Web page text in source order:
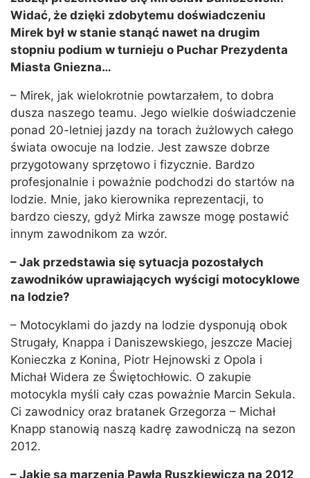
Widać, że dzięki zdobytemu doświadczeniu
Mirek był w stanie stanąć nawet na drugim
stopniu podium w turnieju o Puchar Prezydenta
Miasta Gniezna…
– Mirek, jak wielokrotnie powtarzałem, to dobra
dusza naszego teamu. Jego wielkie doświadczenie
ponad 20-letniej jazdy na torach żużlowych całego
świata owocuje na lodzie. Jest zawsze dobrze
przygotowany sprzętowo i fizycznie. Bardzo
profesjonalnie i poważnie podchodzi do startów na
lodzie. Mnie, jako kierownika reprezentacji, to
bardzo cieszy, gdyż Mirka zawsze mogę postawić
innym zawodnikom za wzór.
– Jak przedstawia się sytuacja pozostałych
zawodników uprawiających wyścigi motocyklowe
na lodzie?
– Motocyklami do jazdy na lodzie dysponują obok
Strugały, Knappa i Daniszewskiego, jeszcze Maciej
Konieczka z Konina, Piotr Hejnowski z Opola i
Michał Widera ze Świętochłowic. O zakupie
motocykla myśli cały czas poważnie Marcin Sekula.
Ci zawodnicy oraz bratanek Grzegorza – Michał
Knapp stanowią naszą kadrę zawodniczą na sezon
2012.
– Jakie są marzenia Pawła Ruszkiewicza na 2012